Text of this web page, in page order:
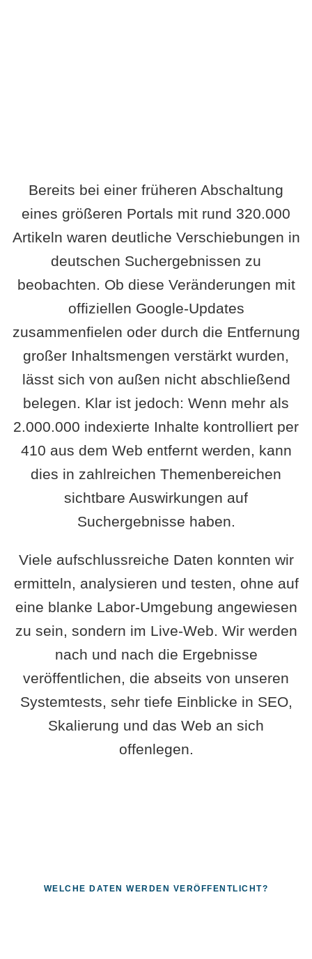
Bereits bei einer früheren Abschaltung
eines größeren Portals mit rund 320.000
Artikeln waren deutliche Verschiebungen in
deutschen Suchergebnissen zu
beobachten. Ob diese Veränderungen mit
offiziellen Google-Updates
zusammenfielen oder durch die Entfernung
großer Inhaltsmengen verstärkt wurden,
lässt sich von außen nicht abschließend
belegen. Klar ist jedoch: Wenn mehr als
2.000.000 indexierte Inhalte kontrolliert per
410 aus dem Web entfernt werden, kann
dies in zahlreichen Themenbereichen
sichtbare Auswirkungen auf
Suchergebnisse haben.
Viele aufschlussreiche Daten konnten wir
ermitteln, analysieren und testen, ohne auf
eine blanke Labor-Umgebung angewiesen
zu sein, sondern im Live-Web. Wir werden
nach und nach die Ergebnisse
veröffentlichen, die abseits von unseren
Systemtests, sehr tiefe Einblicke in SEO,
Skalierung und das Web an sich
offenlegen.
WELCHE DATEN WERDEN VERÖFFENTLICHT?